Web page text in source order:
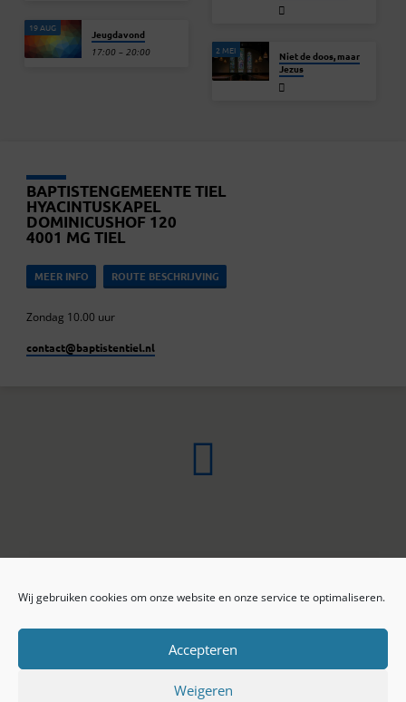
Wij gebruiken cookies om onze website en onze service te optimaliseren.
Accepteren
Weigeren
19 AUG Jeugdavond
17:00 – 20:00 2 MEI
Niet de doos, maar
Jezus
BAPTISTENGEMEENTE TIEL
HYACINTUSKAPEL
DOMINICUSHOF 120
4001 MG TIEL
MEER INFO ROUTE BESCHRIJVING
Zondag 10.00 uur
contact​@baptistentiel.nl
ONLINE ARCHIEF
Privacy beleid